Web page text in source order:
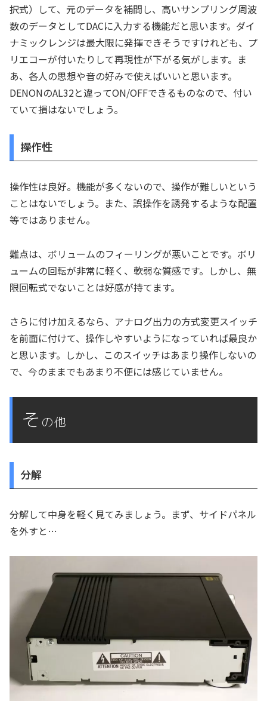
択式）して、元のデータを補間し、高いサンプリング周波
数のデータとしてDACに入力する機能だと思います。ダイ
ナミックレンジは最大限に発揮できそうですけれども、プ
リエコーが付いたりして再現性が下がる気がします。ま
あ、各人の思想や音の好みで使えばいいと思います。
DENONのAL32と違ってON/OFFできるものなので、付い
ていて損はないでしょう。
操作性
操作性は良好。機能が多くないので、操作が難しいという
ことはないでしょう。また、誤操作を誘発するような配置
等ではありません。
難点は、ボリュームのフィーリングが悪いことです。ボリ
ュームの回転が非常に軽く、軟弱な質感です。しかし、無
限回転式でないことは好感が持てます。
さらに付け加えるなら、アナログ出力の方式変更スイッチ
を前面に付けて、操作しやすいようになっていれば最良か
と思います。しかし、このスイッチはあまり操作しないの
で、今のままでもあまり不便には感じていません。
そ の他
分解
分解して中身を軽く見てみましょう。まず、サイドパネル
を外すと…